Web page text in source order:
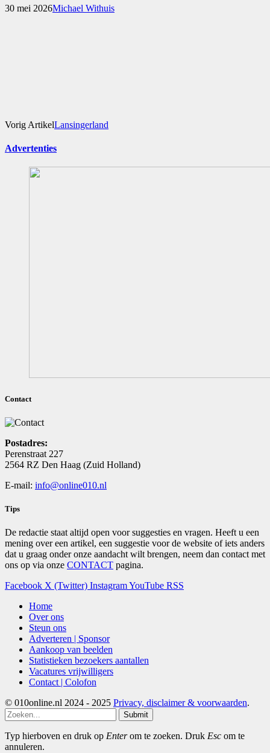
30 mei 2026Michael Withuis
Vorig ArtikelLansingerland
Advertenties
Contact
Postadres:
Perenstraat 227
2564 RZ Den Haag (Zuid Holland)
E-mail: info@online010.nl
Tips
De redactie staat altijd open voor suggesties en vragen. Heeft u een
mening over een artikel, een suggestie voor de website of iets anders
dat u graag onder onze aandacht wilt brengen, neem dan contact met
ons op via onze CONTACT pagina.
Facebook X (Twitter) InstagramYouTube RSS
Home
Over ons
Steun ons
Adverteren | Sponsor
Aankoop van beelden
Statistieken bezoekers aantallen
Vacatures vrijwilligers
Contact | Colofon
© 010online.nl 2024 - 2025 Privacy, disclaimer & voorwaarden.
Submit
Typ hierboven en druk op Enterom te zoeken. Druk Esc om te
annuleren.